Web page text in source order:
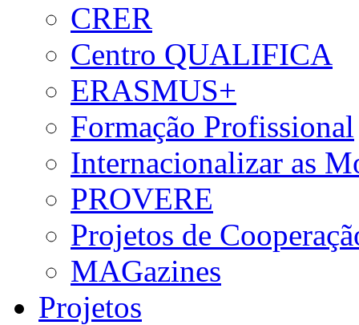
CRER
Centro QUALIFICA
ERASMUS+
Formação Profissional
Internacionalizar as
PROVERE
Projetos de
MAGazines
Projetos